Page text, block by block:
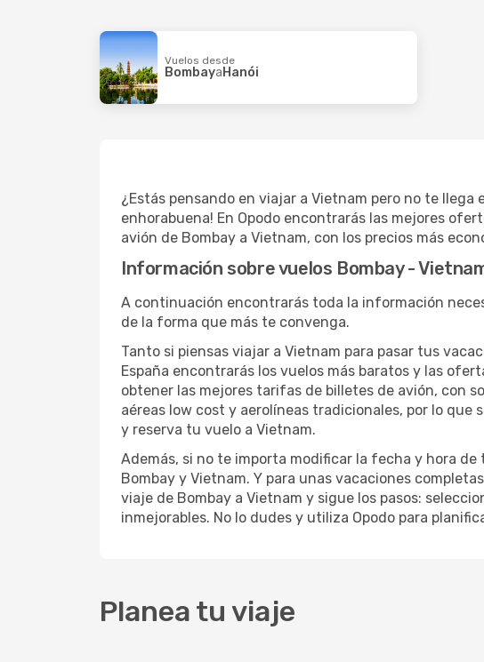
Vuelos desde
BombayaHanói
¿Estás pensando en viajar a Vietnam pero no te
enhorabuena! En Opodo encontrarás las mejores
avión de Bombay a Vietnam, con los precios más
Información sobre vuelos Bombay -
A continuación encontrarás toda la información
de la forma que más te convenga.
Tanto si piensas viajar a Vietnam para pasar tus
España encontrarás los vuelos más baratos y las
obtener las mejores tarifas de billetes de avión, con
aéreas low cost y aerolíneas tradicionales, por lo que
y reserva tu vuelo a Vietnam.
Además, si no te importa modificar la fecha y hora
Bombay y Vietnam. Y para unas vacaciones
viaje de Bombay a Vietnam y sigue los pasos:
inmejorables. No lo dudes y utiliza Opodo para
Planea tu viaje